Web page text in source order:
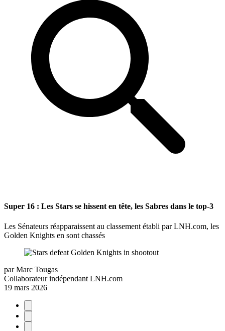
Super 16 : Les Stars se hissent en tête, les Sabres dans le top-3
Les Sénateurs réapparaissent au classement établi par LNH.com, les
Golden Knights en sont chassés
par Marc Tougas
Collaborateur indépendant LNH.com
19 mars 2026